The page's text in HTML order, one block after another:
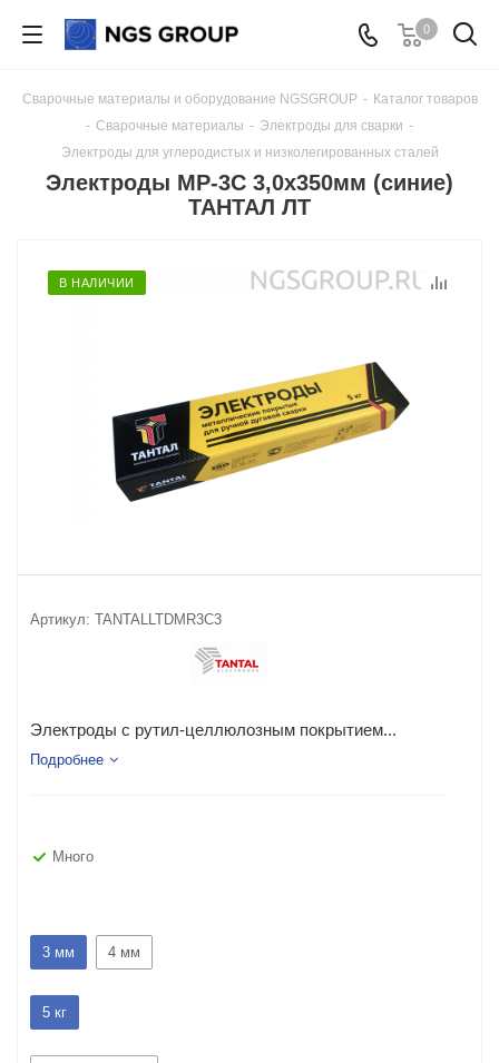
0
Сварочные материалы и оборудование NGSGROUP - Каталог товаров
- Сварочные материалы - Электроды для сварки -
Электроды для углеродистых и низколегированных сталей
Электроды МР-3С 3,0х350мм (синие)
ТАНТАЛ ЛТ
В НАЛИЧИИ
Артикул: TANTALLTDMR3C3
Электроды с рутил-целлюлозным покрытием...
Подробнее
Много
3 мм 4 мм
5 кг